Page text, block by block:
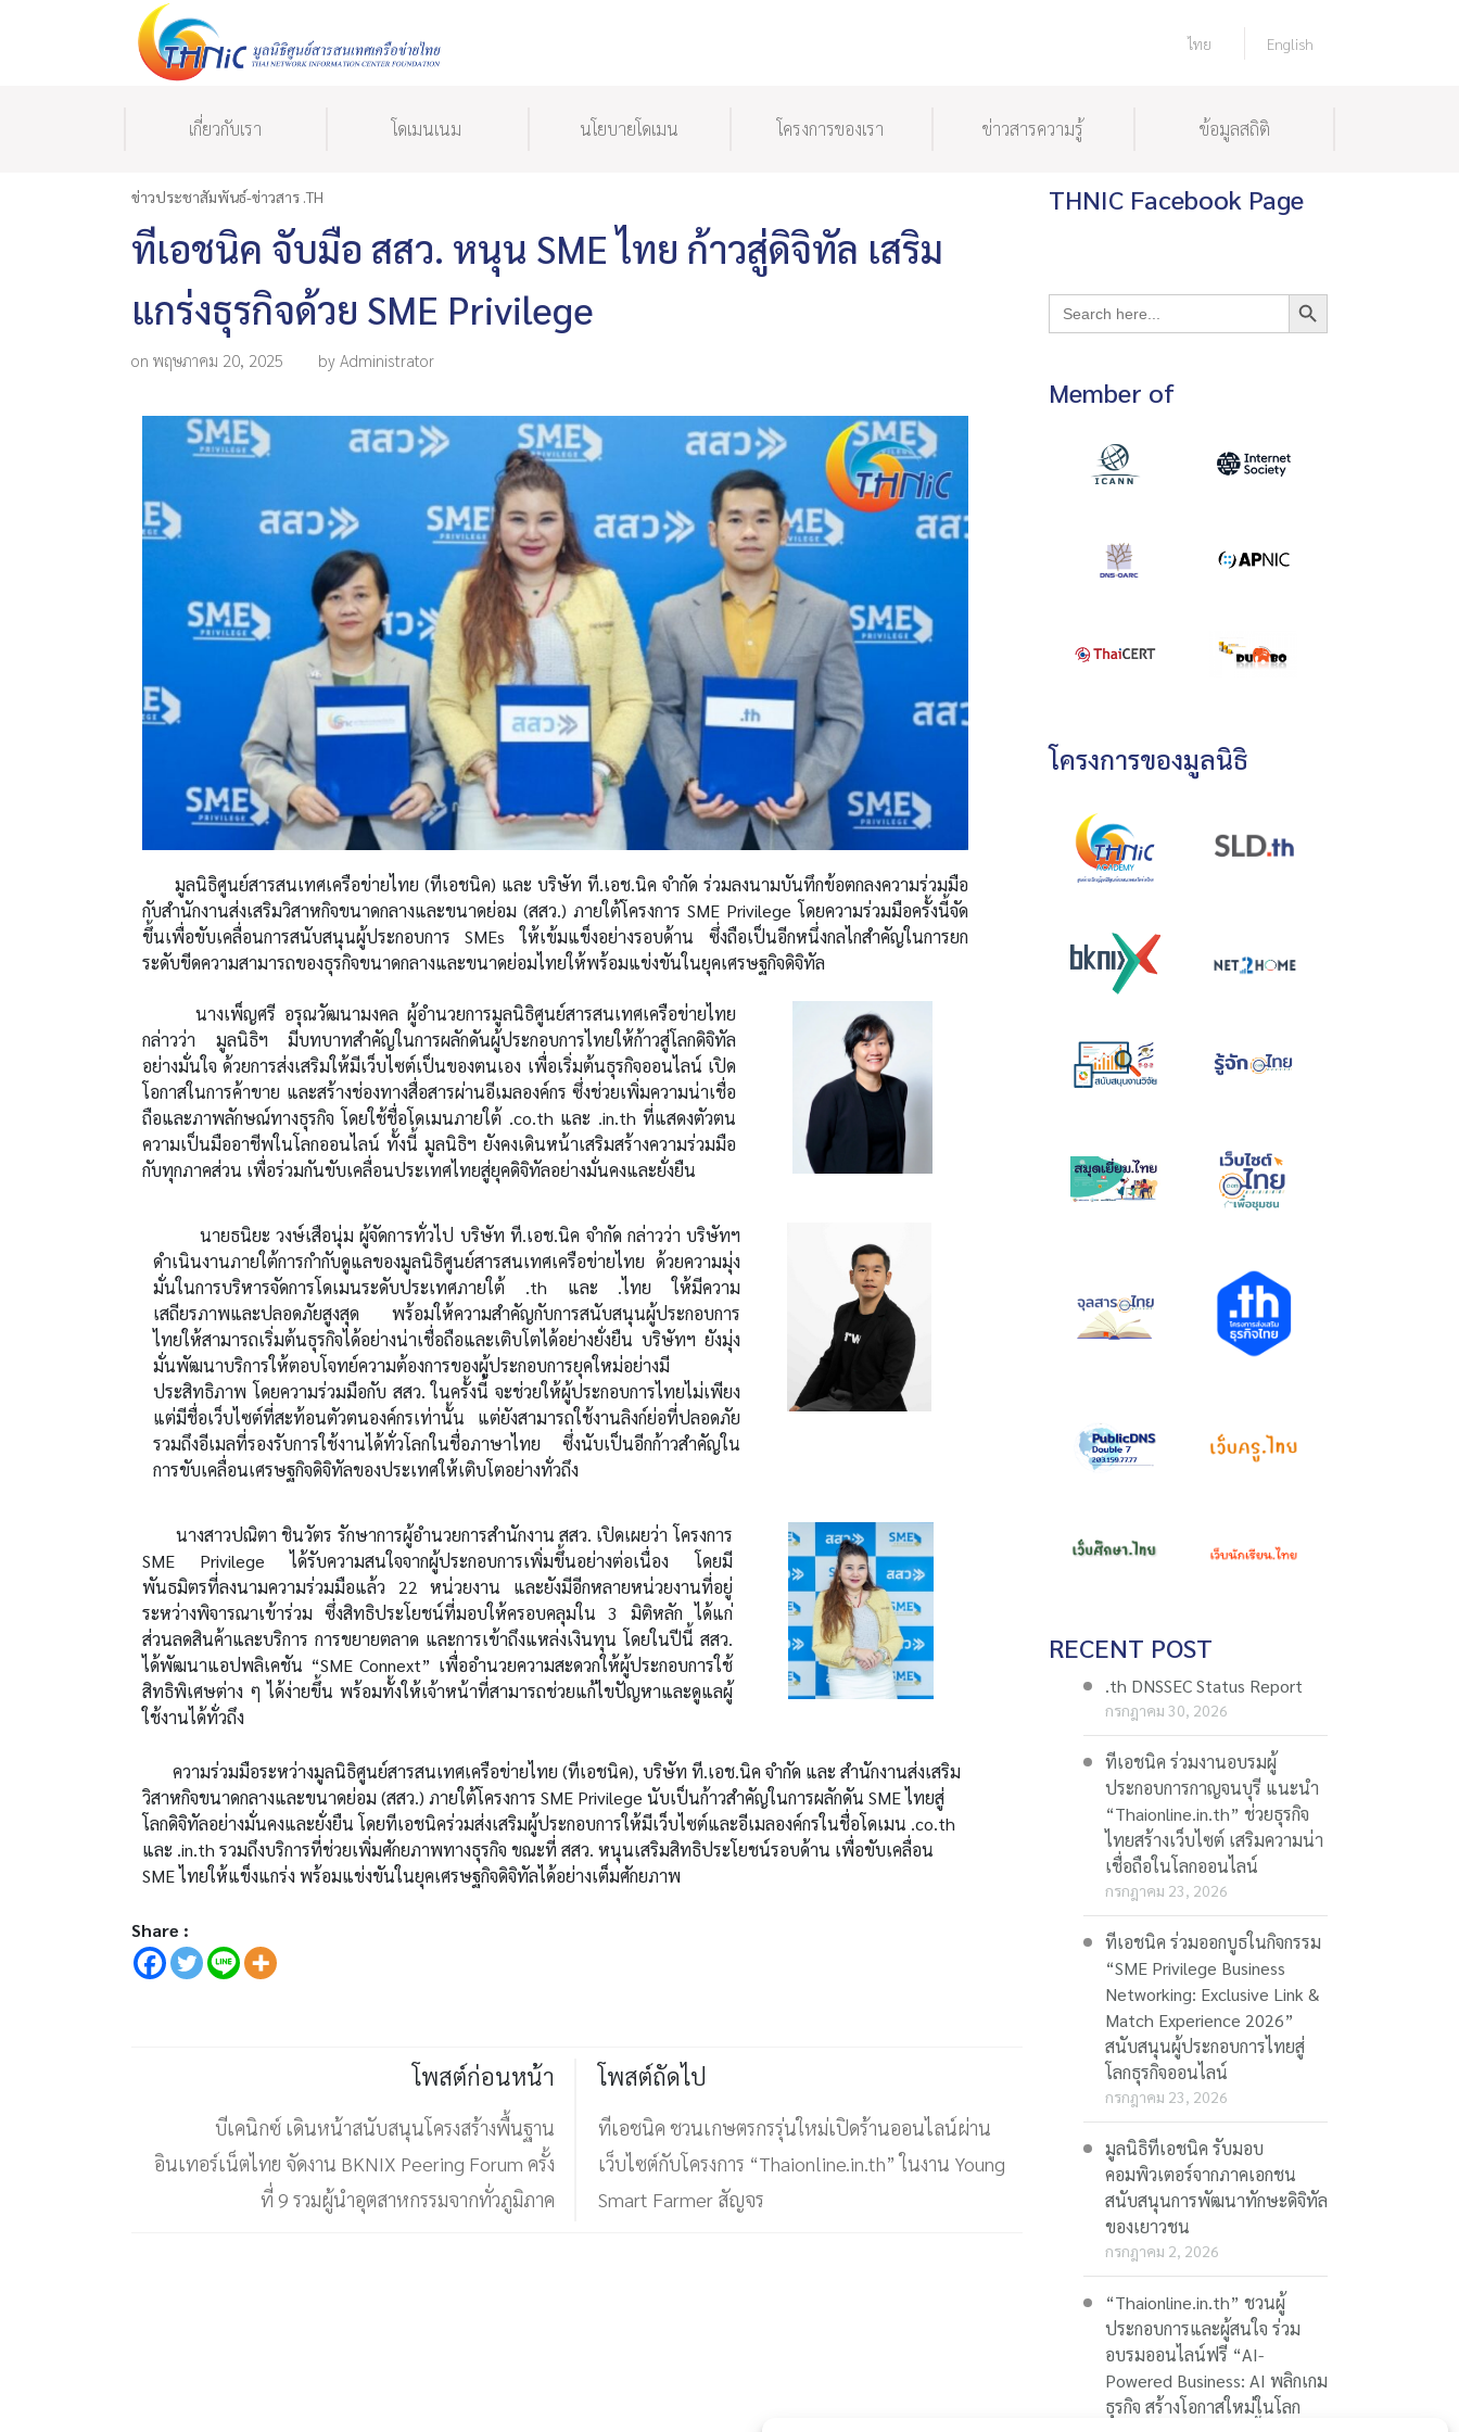
ไทย English
เกี่ยวกับเรา โดเมนเนม นโยบายโดเมน โครงการของเรา ข่าวสารความรู้ ข้อมูลสถิติ
ข่าวประชาสัมพันธ์-ข่าวสาร .TH
ทีเอชนิค จับมือ สสว. หนุน SME ไทย ก้าวสู่ดิจิทัล เสริม
แกร่งธุรกิจด้วย SME Privilege
on พฤษภาคม 20, 2025 by Administrator
มูลนิธิศูนย์สารสนเทศเครือข่ายไทย (ทีเอชนิค) และ บริษัท ที.เอช.นิค จำกัด ร่วมลงนามบันทึกข้อตกลงความร่วมมือ
กับสำนักงานส่งเสริมวิสาหกิจขนาดกลางและขนาดย่อม (สสว.) ภายใต้โครงการ SME Privilege โดยความร่วมมือครั้งนี้จัด
ขึ้นเพื่อขับเคลื่อนการสนับสนุนผู้ประกอบการ SMEs ให้เข้มแข็งอย่างรอบด้าน ซึ่งถือเป็นอีกหนึ่งกลไกสำคัญในการยก
ระดับขีดความสามารถของธุรกิจขนาดกลางและขนาดย่อมไทยให้พร้อมแข่งขันในยุคเศรษฐกิจดิจิทัล
นางเพ็ญศรี อรุณวัฒนามงคล ผู้อำนวยการมูลนิธิศูนย์สารสนเทศเครือข่ายไทย
กล่าวว่า มูลนิธิฯ มีบทบาทสำคัญในการผลักดันผู้ประกอบการไทยให้ก้าวสู่โลกดิจิทัล
อย่างมั่นใจ ด้วยการส่งเสริมให้มีเว็บไซต์เป็นของตนเอง เพื่อเริ่มต้นธุรกิจออนไลน์ เปิด
โอกาสในการค้าขาย และสร้างช่องทางสื่อสารผ่านอีเมลองค์กร ซึ่งช่วยเพิ่มความน่าเชื่อ
ถือและภาพลักษณ์ทางธุรกิจ โดยใช้ชื่อโดเมนภายใต้ .co.th และ .in.th ที่แสดงตัวตน
ความเป็นมืออาชีพในโลกออนไลน์ ทั้งนี้ มูลนิธิฯ ยังคงเดินหน้าเสริมสร้างความร่วมมือ
กับทุกภาคส่วน เพื่อร่วมกันขับเคลื่อนประเทศไทยสู่ยุคดิจิทัลอย่างมั่นคงและยั่งยืน
นายธนิยะ วงษ์เสือนุ่ม ผู้จัดการทั่วไป บริษัท ที.เอช.นิค จำกัด กล่าวว่า บริษัทฯ
ดำเนินงานภายใต้การกำกับดูแลของมูลนิธิศูนย์สารสนเทศเครือข่ายไทย ด้วยความมุ่ง
มั่นในการบริหารจัดการโดเมนระดับประเทศภายใต้ .th และ .ไทย ให้มีความ
เสถียรภาพและปลอดภัยสูงสุด พร้อมให้ความสำคัญกับการสนับสนุนผู้ประกอบการ
ไทยให้สามารถเริ่มต้นธุรกิจได้อย่างน่าเชื่อถือและเติบโตได้อย่างยั่งยืน บริษัทฯ ยังมุ่ง
มั่นพัฒนาบริการให้ตอบโจทย์ความต้องการของผู้ประกอบการยุคใหม่อย่างมี
ประสิทธิภาพ โดยความร่วมมือกับ สสว. ในครั้งนี้ จะช่วยให้ผู้ประกอบการไทยไม่เพียง
แต่มีชื่อเว็บไซต์ที่สะท้อนตัวตนองค์กรเท่านั้น แต่ยังสามารถใช้งานลิงก์ย่อที่ปลอดภัย
รวมถึงอีเมลที่รองรับการใช้งานได้ทั่วโลกในชื่อภาษาไทย ซึ่งนับเป็นอีกก้าวสำคัญใน
การขับเคลื่อนเศรษฐกิจดิจิทัลของประเทศให้เติบโตอย่างทั่วถึง
นางสาวปณิตา ชินวัตร รักษาการผู้อำนวยการสำนักงาน สสว. เปิดเผยว่า โครงการ
SME Privilege ได้รับความสนใจจากผู้ประกอบการเพิ่มขึ้นอย่างต่อเนื่อง โดยมี
พันธมิตรที่ลงนามความร่วมมือแล้ว 22 หน่วยงาน และยังมีอีกหลายหน่วยงานที่อยู่
ระหว่างพิจารณาเข้าร่วม ซึ่งสิทธิประโยชน์ที่มอบให้ครอบคลุมใน 3 มิติหลัก ได้แก่
ส่วนลดสินค้าและบริการ การขยายตลาด และการเข้าถึงแหล่งเงินทุน โดยในปีนี้ สสว.
ได้พัฒนาแอปพลิเคชัน “SME Connext” เพื่ออำนวยความสะดวกให้ผู้ประกอบการใช้
สิทธิพิเศษต่าง ๆ ได้ง่ายขึ้น พร้อมทั้งให้เจ้าหน้าที่สามารถช่วยแก้ไขปัญหาและดูแลผู้
ใช้งานได้ทั่วถึง
ความร่วมมือระหว่างมูลนิธิศูนย์สารสนเทศเครือข่ายไทย (ทีเอชนิค), บริษัท ที.เอช.นิค จำกัด และ สำนักงานส่งเสริม
วิสาหกิจขนาดกลางและขนาดย่อม (สสว.) ภายใต้โครงการ SME Privilege นับเป็นก้าวสำคัญในการผลักดัน SME ไทยสู่
โลกดิจิทัลอย่างมั่นคงและยั่งยืน โดยทีเอชนิคร่วมส่งเสริมผู้ประกอบการให้มีเว็บไซต์และอีเมลองค์กรในชื่อโดเมน .co.th
และ .in.th รวมถึงบริการที่ช่วยเพิ่มศักยภาพทางธุรกิจ ขณะที่ สสว. หนุนเสริมสิทธิประโยชน์รอบด้าน เพื่อขับเคลื่อน
SME ไทยให้แข็งแกร่ง พร้อมแข่งขันในยุคเศรษฐกิจดิจิทัลได้อย่างเต็มศักยภาพ
Share :
โพสต์ก่อนหน้า
บีเคนิกซ์ เดินหน้าสนับสนุนโครงสร้างพื้นฐาน
อินเทอร์เน็ตไทย จัดงาน BKNIX Peering Forum ครั้ง
ที่ 9 รวมผู้นำอุตสาหกรรมจากทั่วภูมิภาค
โพสต์ถัดไป
ทีเอชนิค ชวนเกษตรกรรุ่นใหม่เปิดร้านออนไลน์ผ่าน
เว็บไซต์กับโครงการ “Thaionline.in.th” ในงาน Young
Smart Farmer สัญจร
THNIC Facebook Page
Search
for:
Search Button
Member of
โครงการของมูลนิธิ
RECENT POST
.th DNSSEC Status Report
กรกฎาคม 30, 2026
ทีเอชนิค ร่วมงานอบรมผู้
ประกอบการกาญจนบุรี แนะนำ
“Thaionline.in.th” ช่วยธุรกิจ
ไทยสร้างเว็บไซต์ เสริมความน่า
เชื่อถือในโลกออนไลน์
กรกฎาคม 23, 2026
ทีเอชนิค ร่วมออกบูธในกิจกรรม
“SME Privilege Business
Networking: Exclusive Link &
Match Experience 2026”
สนับสนุนผู้ประกอบการไทยสู่
โลกธุรกิจออนไลน์
กรกฎาคม 23, 2026
มูลนิธิทีเอชนิค รับมอบ
คอมพิวเตอร์จากภาคเอกชน
สนับสนุนการพัฒนาทักษะดิจิทัล
ของเยาวชน
กรกฎาคม 2, 2026
“Thaionline.in.th” ชวนผู้
ประกอบการและผู้สนใจ ร่วม
อบรมออนไลน์ฟรี “AI-
Powered Business: AI พลิกเกม
ธุรกิจ สร้างโอกาสใหม่ในโลก